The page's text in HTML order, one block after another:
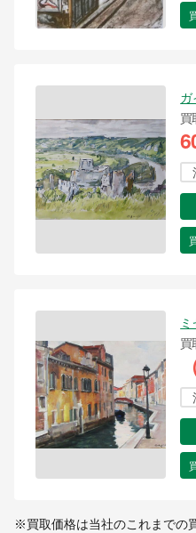
ガ
買
買
※買取価格は当社のこれまでの